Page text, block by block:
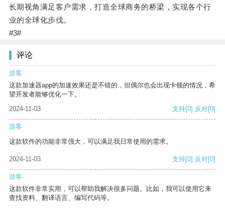
长期视角满足客户需求，打造全球商务的桥梁，实现各个行
业的全球化步伐。
#3#
评论
游客
这款加速器app的加速效果还是不错的，但偶尔也会出现卡顿的情况，希
望开发者能够优化一下。
2024-11-03
支持[0] 反对[0]
游客
这款软件的功能非常强大，可以满足我日常使用的需求。
2024-11-03 支持[0] 反对[0]
游客
这款软件非常实用，可以帮助我解决很多问题。比如，我可以使用它来
查找资料、翻译语言、编写代码等。